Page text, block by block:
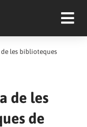
les biblioteques
de les
de